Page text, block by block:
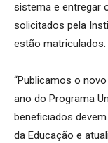
sistema e entregar
solicitados pela
estão matriculados.
“Publicamos o
ano do Programa
beneficiados
da Educação e